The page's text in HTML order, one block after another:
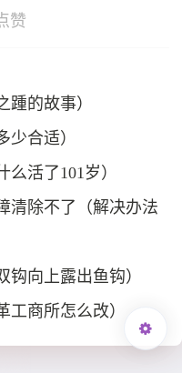
赞
踵的故事）
少合适）
活了101岁）
清除不了（解决办法
钩向上露出鱼钩）
工商所怎么改）